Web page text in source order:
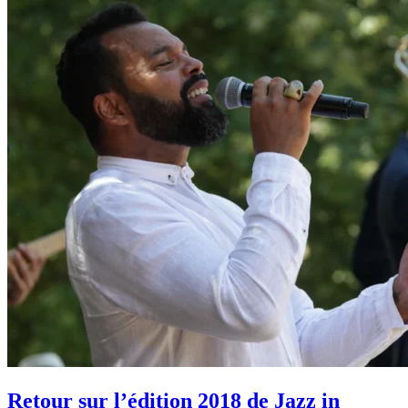
Retour sur l’édition 2018 de Jazz in